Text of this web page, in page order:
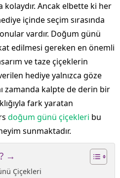
Ancak elbette ki her
içinde seçim sırasında
vardır. Doğum günü
edilmesi gereken en önemli
ve taze çiçeklerin
hediye yalnızca göze
zamanda kalpte de derin bir
fark yaratan
doğum günü çiçekleri bu
sunmaktadır.
→
Çiçekleri